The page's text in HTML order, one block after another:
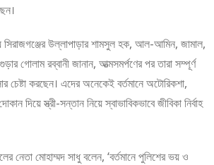
সিরাজগঞ্জের উল্লাপাড়ার শামসুল হক, আল-আমিন, জামাল,
গোলাম রব্বানী জানান, আত্মসমর্পণের পর তারা সম্পূর্ণ
চেষ্টা করছেন। এদের অনেকেই বর্তমানে অটোরিকশা,
দিয়ে স্ত্রী-সন্তান নিয়ে স্বাভাবিকভাবে জীবিকা নির্বাহ
নেতা মোহাম্মদ সাধু বলেন, ‘বর্তমানে পুলিশের ভয় ও